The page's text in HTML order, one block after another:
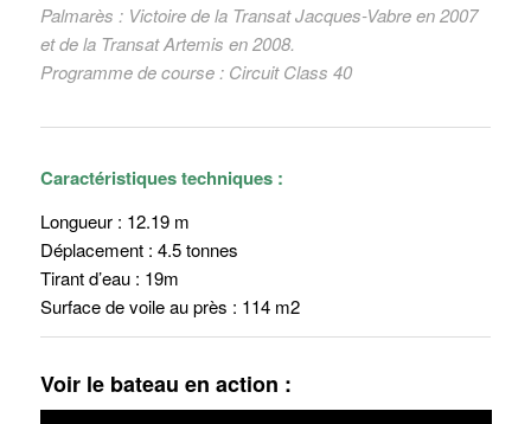
Palmarès : Victoire de la Transat Jacques-Vabre en 2007
et de la Transat Artemis en 2008.
Programme de course : Circuit Class 40
Caractéristiques techniques :
Longueur : 12.19 m
Déplacement : 4.5 tonnes
Tirant d’eau : 19m
Surface de voile au près : 114 m2
Voir le bateau en action :